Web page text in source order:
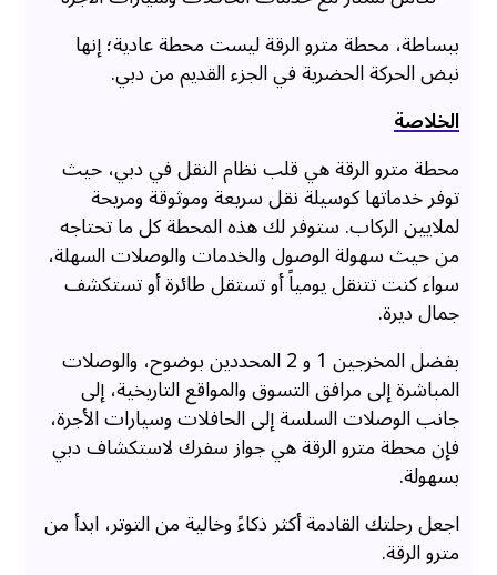
ببساطة، محطة مترو الرقة ليست محطة عادية؛ إنها
نبض الحركة الحضرية في الجزء القديم من دبي.
الخلاصة
محطة مترو الرقة هي قلب نظام النقل في دبي، حيث
توفر خدماتها كوسيلة نقل سريعة وموثوقة ومريحة
لملايين الركاب. ستوفر لك هذه المحطة كل ما تحتاجه
من حيث سهولة الوصول والخدمات والوصلات السهلة،
سواء كنت تتنقل يومياً أو تستقل طائرة أو تستكشف
جمال ديرة.
بفضل المخرجين 1 و 2 المحددين بوضوح، والوصلات
المباشرة إلى مرافق التسوق والمواقع التاريخية، إلى
جانب الوصلات السلسة إلى الحافلات وسيارات الأجرة،
فإن محطة مترو الرقة هي جواز سفرك لاستكشاف دبي
بسهولة.
اجعل رحلتك القادمة أكثر ذكاءً وخالية من التوتر، ابدأ من
مترو الرقة.